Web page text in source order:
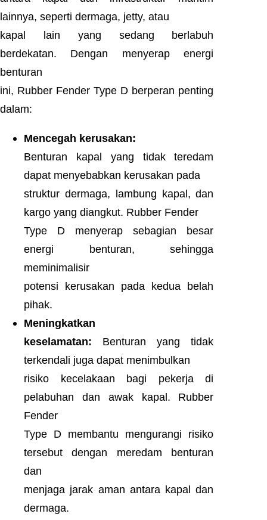
lainnya, seperti dermaga, jetty, atau
kapal lain yang sedang berlabuh
berdekatan. Dengan menyerap energi
benturan
ini, Rubber Fender Type D berperan penting
dalam:
Mencegah kerusakan:
Benturan kapal yang tidak teredam
dapat menyebabkan kerusakan pada
struktur dermaga, lambung kapal, dan
kargo yang diangkut. Rubber Fender
Type D menyerap sebagian besar
energi benturan, sehingga
meminimalisir
potensi kerusakan pada kedua belah
pihak.
Meningkatkan
keselamatan: Benturan yang tidak
terkendali juga dapat menimbulkan
risiko kecelakaan bagi pekerja di
pelabuhan dan awak kapal. Rubber
Fender
Type D membantu mengurangi risiko
tersebut dengan meredam benturan
dan
menjaga jarak aman antara kapal dan
dermaga.